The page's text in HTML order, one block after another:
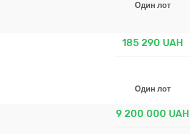
Один лот
185 290 UAH
Один лот
9 200 000 UAH